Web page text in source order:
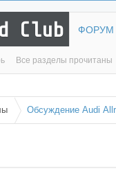
Club ФОРУМ
Все разделы прочитаны
Обсуждение Audi